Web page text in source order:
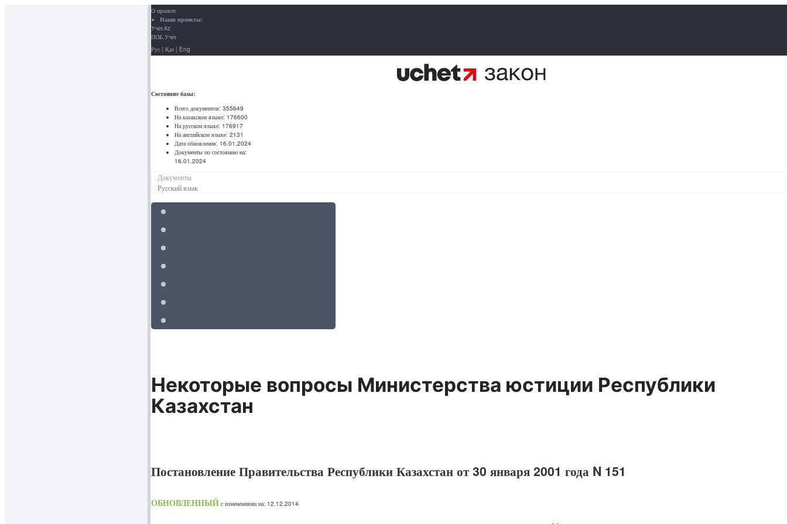
О проекте
Наши проекты:
Учёт.kz
ПОБ.Учёт
Рус | Қаз | Eng
Состояние базы:
Всего документов: 355649
На казахском языке: 176600
На русском языке: 176917
На английском языке: 2131
Дата обновления: 16.01.2024
Документы по состоянию на:
16.01.2024
Документы
Русский язык
Некоторые вопросы Министерства юстиции Республики
Казахстан
Постановление Правительства Республики Казахстан от 30 января 2001 года N 151
ОБНОВЛЕННЫЙ с изменениями на: 12.12.2014